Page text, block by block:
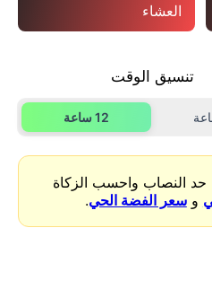
العشاء
تنسيق الوقت
12 ساعة
النصاب واحسب الزكاة
وسعر الفضة الحي.